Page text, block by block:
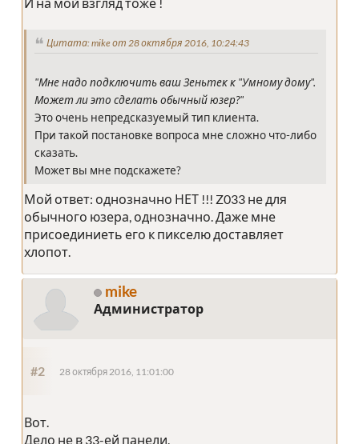
И на мой взгляд тоже !
Цитата: mike от 28 октября 2016, 10:24:43
"Мне надо подключить ваш Зеньтек к "Умному дому".
Может ли это сделать обычный юзер?"
Это очень непредсказуемый тип клиента.
При такой постановке вопроса мне сложно что-либо
сказать.
Может вы мне подскажете?
Мой ответ: однозначно НЕТ !!! Z033 не для
обычного юзера, однозначно. Даже мне
присоединиеть его к пикселю доставляет
хлопот.
mike
Администратор
#2 28 октября 2016, 11:01:00
Вот.
Дело не в 33-ей панели.